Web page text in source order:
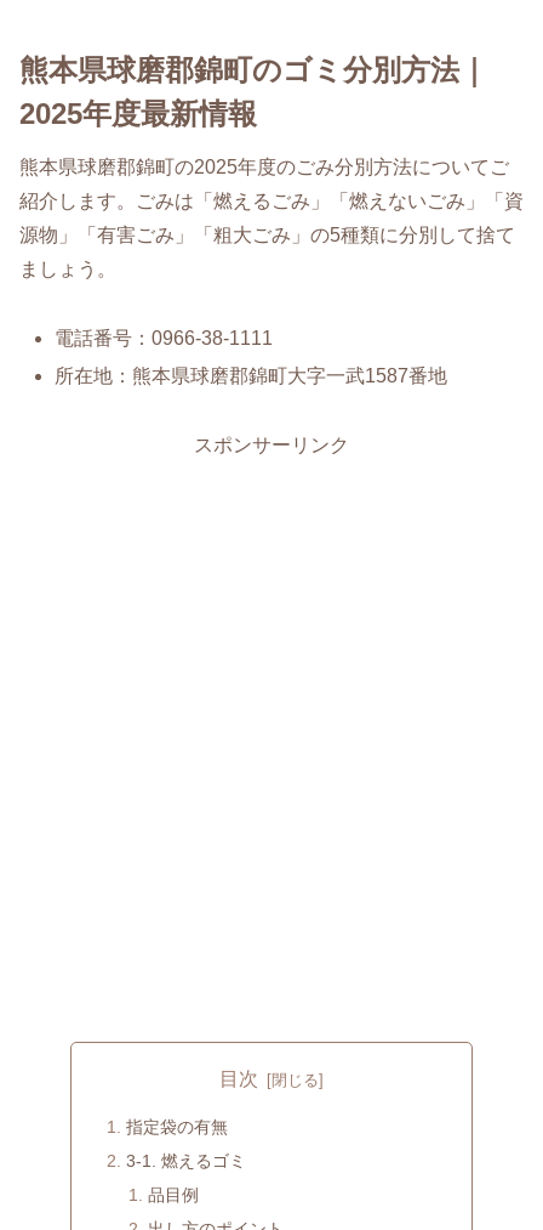
熊本県球磨郡錦町のゴミ分別方法｜
2025年度最新情報
熊本県球磨郡錦町の2025年度のごみ分別方法についてご
紹介します。ごみは「燃えるごみ」「燃えないごみ」「資
源物」「有害ごみ」「粗大ごみ」の5種類に分別して捨て
ましょう。
電話番号：0966-38-1111
所在地：熊本県球磨郡錦町大字一武1587番地
スポンサーリンク
目次
指定袋の有無
3-1. 燃えるゴミ
品目例